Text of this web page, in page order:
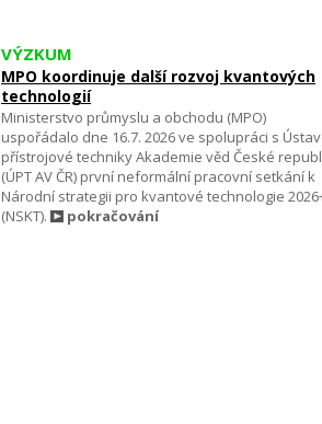
VÝZKUM
MPO koordinuje další rozvoj kvantových
technologií
Ministerstvo průmyslu a obchodu (MPO)
uspořádalo dne 16.7. 2026 ve spolupráci s
přístrojové techniky Akademie věd České
(ÚPT AV ČR) první neformální pracovní setkání k
Národní strategii pro kvantové technologie
(NSKT).
pokračování